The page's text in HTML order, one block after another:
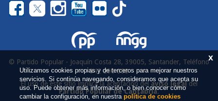
© Partido Popular - Joaquín Costa 28, 39005, Santander, Teléfono
942 290 000
El uso de este sitio implica la aceptación delaviso legaldel
Partido Popular de Cantabria.
x
Utilizamos cookies propias y de terceros para mejorar nuestros
servicios. Si continúa navegando, consideramos que acepta su
uso. Puede obtener más información, o bien conocer cómo
cambiar la configuración, en nuestra política de cookies